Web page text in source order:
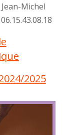
Michel
2025